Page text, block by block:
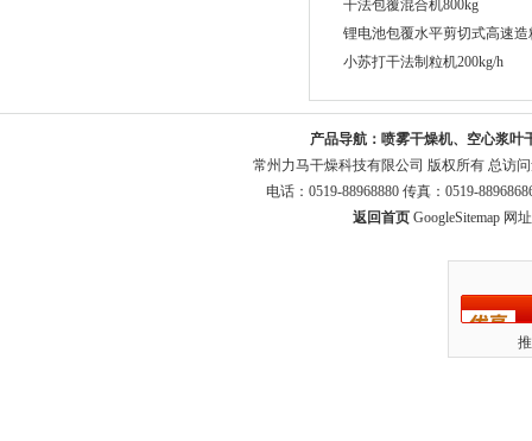
干法包覆混合机800kg
锂电池包覆水平剪切式高速造
小苏打干法制粒机200kg/h
产品导航： 喷雾干燥机、空心浆叶
常州力马干燥科技有限公司 版权所有 总访
电话：0519-88968880 传真：0519-
返回首页 GoogleSitemap网址